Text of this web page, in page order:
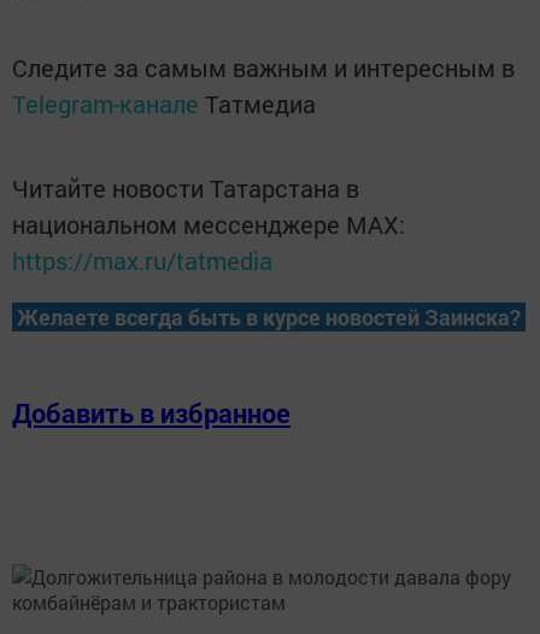
Следите за самым важным и интересным в
Telegram-канале Татмедиа
Читайте новости Татарстана в
национальном мессенджере MАХ:
https://max.ru/tatmedia
Желаете всегда быть в курсе новостей Заинска?
Добавить в избранное